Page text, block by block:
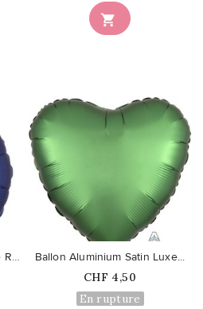

Ballon Aluminium Satin Luxe Rond...
favorite_border
Ballon Aluminium Satin Luxe...
Prix
CHF 4,50
En rupture